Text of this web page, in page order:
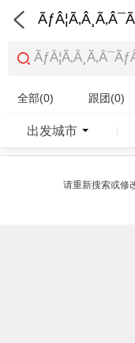
全部(0) 跟团(0)
特产商品(0)
出发城市
请重新搜索或修